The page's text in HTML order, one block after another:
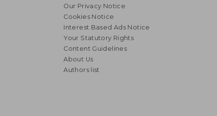
Our Privacy Notice
Cookies Notice
Interest Based Ads Notice
Your Statutory Rights
Content Guidelines
About Us
Authors list